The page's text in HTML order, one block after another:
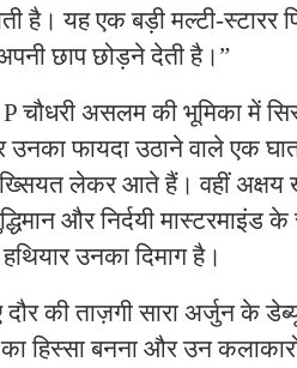
है। यह एक बड़ी मल्टी-स्टारर
छाप छोड़ने देती है।”
चौधरी असलम की भूमिका में
फायदा उठाने वाले एक
लेकर आते हैं। वहीं अक्षय
और निर्दयी
उनका दिमाग है।
की ताज़गी सारा अर्जुन के
हिस्सा बनना और उन